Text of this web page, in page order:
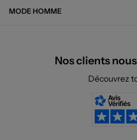
MODE HOMME
Nos clients
Découvrez